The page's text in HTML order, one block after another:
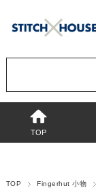
TOP
TOP Fingerhut 小物